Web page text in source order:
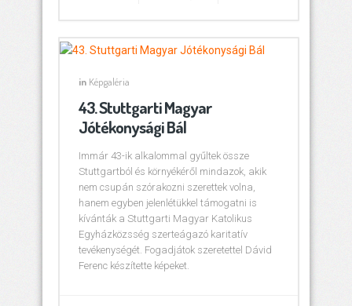
in Képgaléria
43. Stuttgarti Magyar
Jótékonysági Bál
Immár 43-ik alkalommal gyűltek össze
Stuttgartból és környékéről mindazok, akik
nem csupán szórakozni szerettek volna,
hanem egyben jelenlétükkel támogatni is
kívánták a Stuttgarti Magyar Katolikus
Egyházközsség szerteágazó karitatív
tevékenységét. Fogadjátok szeretettel Dávid
Ferenc készítette képeket.